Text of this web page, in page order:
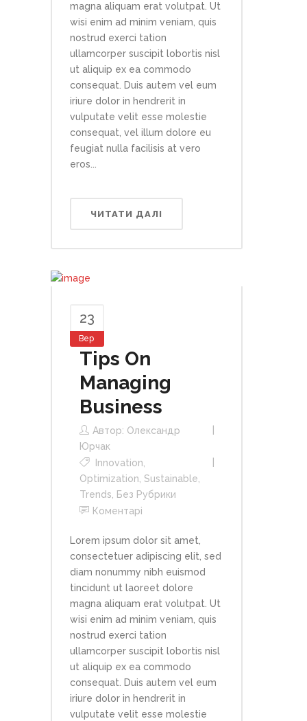
magna aliquam erat volutpat. Ut
wisi enim ad minim veniam, quis
nostrud exerci tation
ullamcorper suscipit lobortis nisl
ut aliquip ex ea commodo
consequat. Duis autem vel eum
iriure dolor in hendrerit in
vulputate velit esse molestie
consequat, vel illum dolore eu
feugiat nulla facilisis at vero
eros...
ЧИТАТИ ДАЛІ
23
Вер
Tips On
Managing
Business
Автор: Олександр
Юрчак
Innovation,
Optimization, Sustainable,
Trends, Без Рубрики
Коментарі
Lorem ipsum dolor sit amet,
consectetuer adipiscing elit, sed
diam nonummy nibh euismod
tincidunt ut laoreet dolore
magna aliquam erat volutpat. Ut
wisi enim ad minim veniam, quis
nostrud exerci tation
ullamcorper suscipit lobortis nisl
ut aliquip ex ea commodo
consequat. Duis autem vel eum
iriure dolor in hendrerit in
vulputate velit esse molestie